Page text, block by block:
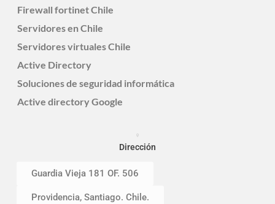
Firewall fortinet Chile
Servidores en Chile
Servidores virtuales Chile
Active Directory
Soluciones de seguridad informática
Active directory Google
Dirección
Guardia Vieja 181 OF. 506
Providencia, Santiago. Chile.